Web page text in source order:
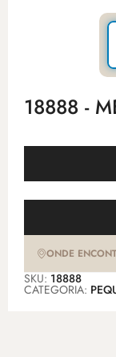
18888 -
ONDE
SKU: 18888
CATEGORIA: